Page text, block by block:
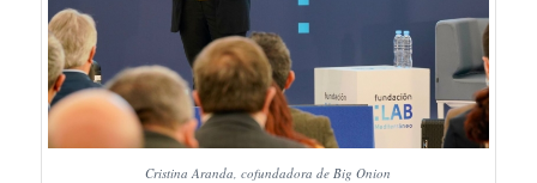
Cristina Aranda, cofundadora de Big Onion